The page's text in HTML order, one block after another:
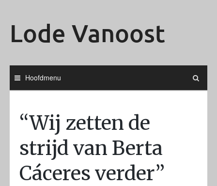
Lode Vanoost
Hoofdmenu
“Wij zetten de
strijd van Berta
Cáceres verder”